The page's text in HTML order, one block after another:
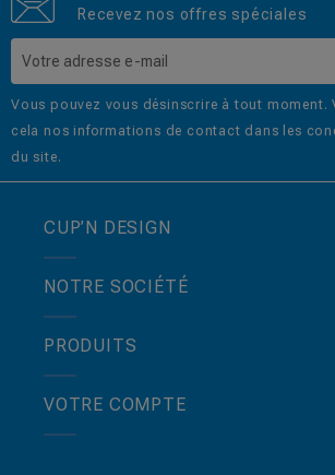
Recevez nos offres spéciales
Vous pouvez vous désinscrire à tout moment.
cela nos informations de contact dans les
du site.
CUP’N DESIGN
NOTRE SOCIÉTÉ
PRODUITS
VOTRE COMPTE